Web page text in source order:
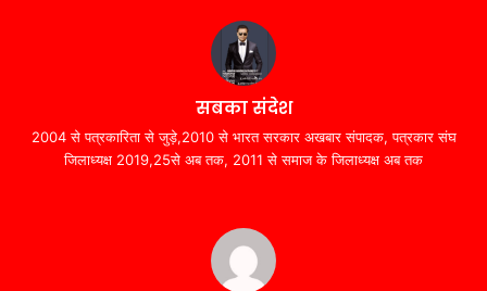
सबका संदेश
2004 से पत्रकारिता से जुड़े,2010 से भारत सरकार अखबार संपादक, पत्रकार संघ
जिलाध्यक्ष 2019,25से अब तक, 2011 से समाज के जिलाध्यक्ष अब तक